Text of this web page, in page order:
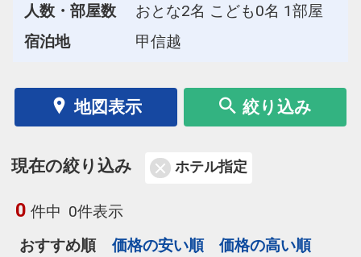
人数・部屋数
おとな2名 こども0名 1部屋
宿泊地
甲信越
地図表示 絞り込み
現在の絞り込み ホテル指定
0 件中 0件表示
おすすめ順
価格の安い順 価格の高い順